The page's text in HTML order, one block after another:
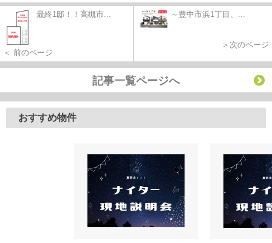
最終1邸！！高槻市...
＜ 前のページ
～豊中市浜1丁目、...
＞次のページ
記事一覧ページへ
おすすめ物件